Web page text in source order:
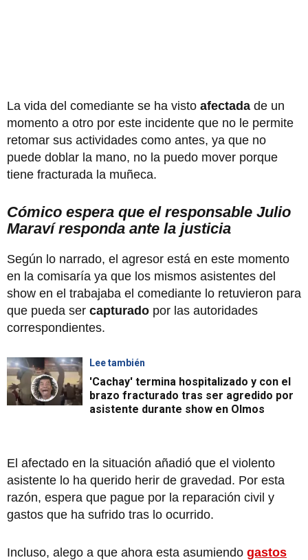
La vida del comediante se ha visto afectada de un
momento a otro por este incidente que no le permite
retomar sus actividades como antes, ya que no
puede doblar la mano, no la puedo mover porque
tiene fracturada la muñeca.
Cómico espera que el responsable Julio
Maraví responda ante la justicia
Según lo narrado, el agresor está en este momento
en la comisaría ya que los mismos asistentes del
show en el trabajaba el comediante lo retuvieron para
que pueda ser capturado por las autoridades
correspondientes.
Lee también
'Cachay' termina hospitalizado y con el
brazo fracturado tras ser agredido por
asistente durante show en Olmos
El afectado en la situación añadió que el violento
asistente lo ha querido herir de gravedad. Por esta
razón, espera que pague por la reparación civil y
gastos que ha sufrido tras lo ocurrido.
Incluso, alego a que ahora esta asumiendo gastos